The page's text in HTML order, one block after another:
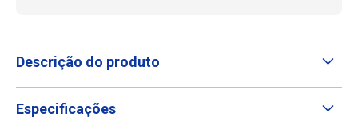
Descrição do produto
Especificações